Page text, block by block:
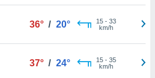
36° / 20° 15- 33
km/h
37° / 24° 15- 35
km/h